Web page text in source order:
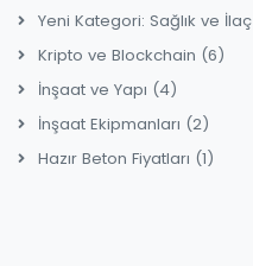
Yeni Kategori: Sağlık ve İlaç
Kripto ve Blockchain (6)
İnşaat ve Yapı (4)
İnşaat Ekipmanları (2)
Hazır Beton Fiyatları (1)